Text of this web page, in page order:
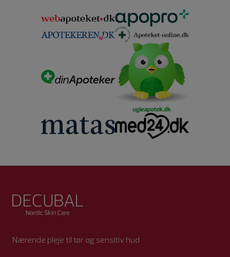
Nærende pleje til tør og sensitiv hud